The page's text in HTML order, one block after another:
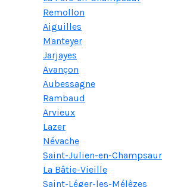
Remollon
Aiguilles
Manteyer
Jarjayes
Avançon
Aubessagne
Rambaud
Arvieux
Lazer
Névache
Saint-Julien-en-Champsaur
La Bâtie-Vieille
Saint-Léger-les-Mélèzes